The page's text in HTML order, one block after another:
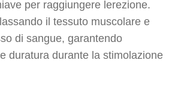
per raggiungere lerezione.
il tessuto muscolare e
di sangue, garantendo
duratura durante la stimolazione